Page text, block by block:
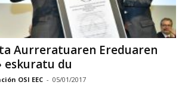
Aurreratuaren Ereduaren
eskuratu du
OSI EEC - 05/01/2017